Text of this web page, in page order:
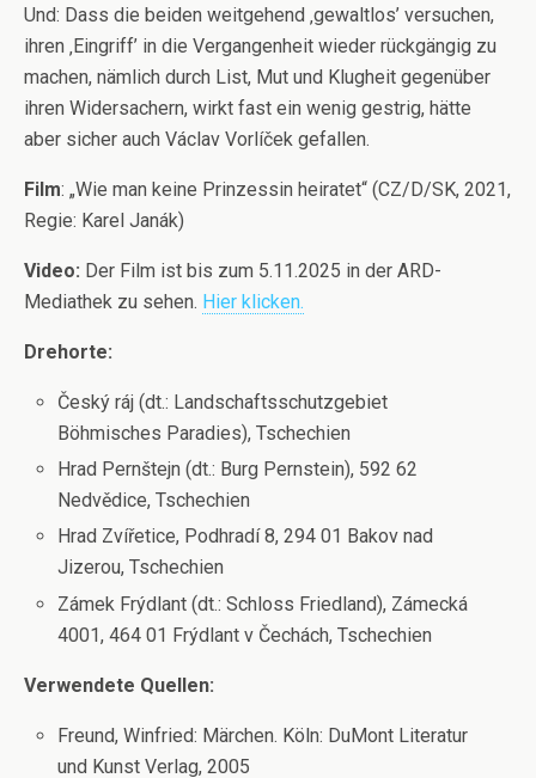
Und: Dass die beiden weitgehend ‚gewaltlos’ versuchen,
ihren ‚Eingriff’ in die Vergangenheit wieder rückgängig zu
machen, nämlich durch List, Mut und Klugheit gegenüber
ihren Widersachern, wirkt fast ein wenig gestrig, hätte
aber sicher auch Václav Vorlíček gefallen.
Film: „Wie man keine Prinzessin heiratet“ (CZ/D/SK, 2021,
Regie: Karel Janák)
Video: Der Film ist bis zum 5.11.2025 in der ARD-
Mediathek zu sehen. Hier klicken.
Drehorte:
Český ráj (dt.: Landschaftsschutzgebiet
Böhmisches Paradies), Tschechien
Hrad Pernštejn (dt.: Burg Pernstein), 592 62
Nedvědice, Tschechien
Hrad Zvířetice, Podhradí 8, 294 01 Bakov nad
Jizerou, Tschechien
Zámek Frýdlant (dt.: Schloss Friedland), Zámecká
4001, 464 01 Frýdlant v Čechách, Tschechien
Verwendete Quellen:
Freund, Winfried: Märchen. Köln: DuMont Literatur
und Kunst Verlag, 2005